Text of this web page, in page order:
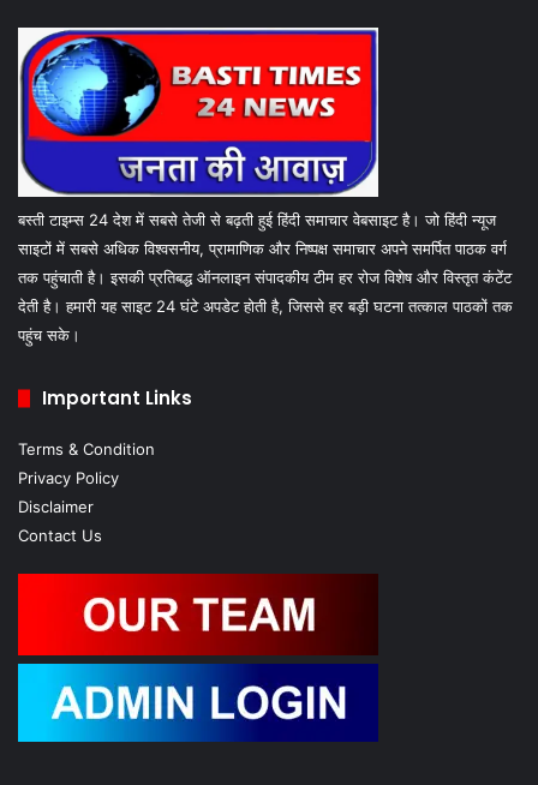
बस्ती टाइम्स 24 देश में सबसे तेजी से बढ़ती हुई हिंदी समाचार वेबसाइट है। जो हिंदी न्यूज
साइटों में सबसे अधिक विश्वसनीय, प्रामाणिक और निष्पक्ष समाचार अपने समर्पित पाठक वर्ग
तक पहुंचाती है। इसकी प्रतिबद्ध ऑनलाइन संपादकीय टीम हर रोज विशेष और विस्तृत कंटेंट
देती है। हमारी यह साइट 24 घंटे अपडेट होती है, जिससे हर बड़ी घटना तत्काल पाठकों तक
पहुंच सके।
Important Links
Terms & Condition
Privacy Policy
Disclaimer
Contact Us